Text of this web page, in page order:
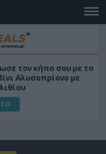
φόρμουλα
αύξηση της λίμπιντο
ΑΓΟΡΑΣΕ ΤΟ